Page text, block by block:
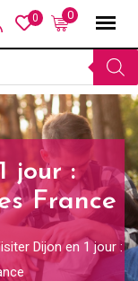
0
0
jour :
France
Dijon en 1 jour :